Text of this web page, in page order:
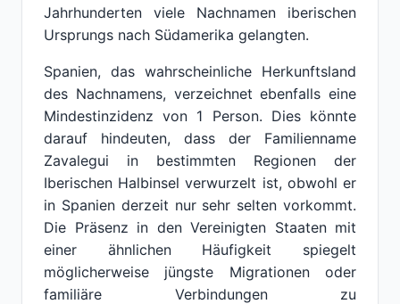
Jahrhunderten viele Nachnamen iberischen
Ursprungs nach Südamerika gelangten.
Spanien, das wahrscheinliche Herkunftsland
des Nachnamens, verzeichnet ebenfalls eine
Mindestinzidenz von 1 Person. Dies könnte
darauf hindeuten, dass der Familienname
Zavalegui in bestimmten Regionen der
Iberischen Halbinsel verwurzelt ist, obwohl er
in Spanien derzeit nur sehr selten vorkommt.
Die Präsenz in den Vereinigten Staaten mit
einer ähnlichen Häufigkeit spiegelt
möglicherweise jüngste Migrationen oder
familiäre Verbindungen zu